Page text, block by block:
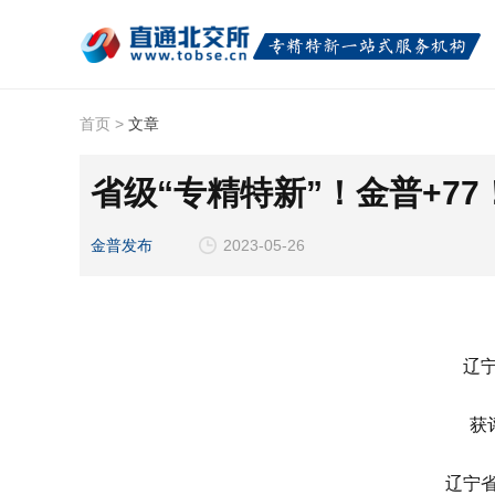
首页 > 文章
省级“专精特新”！金普+77
金普发布 2023-05-26
辽
获
辽宁